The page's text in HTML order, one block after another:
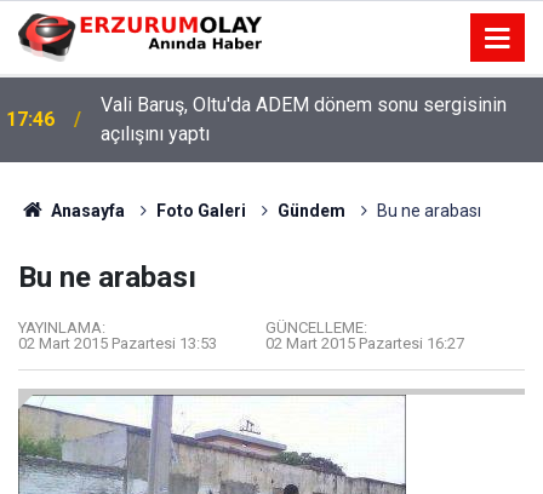
17:46
Vali Baruş, Oltu'da ADEM dönem sonu sergisinin
açılışını yaptı
Anasayfa Foto Galeri Gündem Bu ne arabası
Bu ne arabası
YAYINLAMA:
02 Mart 2015 Pazartesi 13:53
GÜNCELLEME:
02 Mart 2015 Pazartesi 16:27